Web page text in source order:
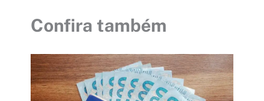
Confira também